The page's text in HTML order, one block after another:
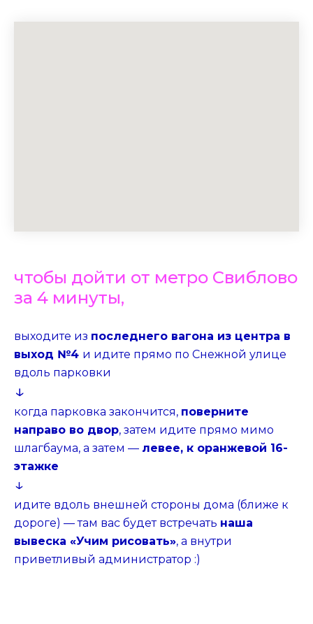
чтобы дойти от метро Свиблово
за 4 минуты,
выходите из последнего вагона из центра в
выход №4 и идите прямо по Снежной улице
вдоль парковки
↓
когда парковка закончится, поверните
направо во двор, затем идите прямо мимо
шлагбаума, а затем — левее, к оранжевой 16-
этажке
↓
идите вдоль внешней стороны дома (ближе к
дороге) — там вас будет встречать наша
вывеска «Учим рисовать», а внутри
приветливый администратор :)